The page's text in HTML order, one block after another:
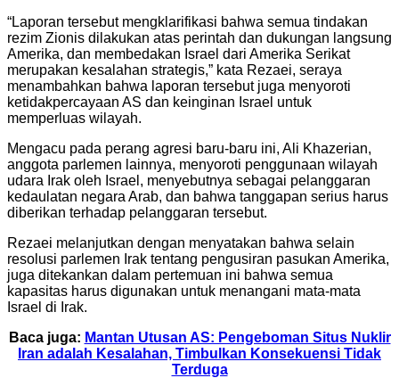
“Laporan tersebut mengklarifikasi bahwa semua tindakan
rezim Zionis dilakukan atas perintah dan dukungan langsung
Amerika, dan membedakan Israel dari Amerika Serikat
merupakan kesalahan strategis,” kata Rezaei, seraya
menambahkan bahwa laporan tersebut juga menyoroti
ketidakpercayaan AS dan keinginan Israel untuk
memperluas wilayah.
Mengacu pada perang agresi baru-baru ini, Ali Khazerian,
anggota parlemen lainnya, menyoroti penggunaan wilayah
udara Irak oleh Israel, menyebutnya sebagai pelanggaran
kedaulatan negara Arab, dan bahwa tanggapan serius harus
diberikan terhadap pelanggaran tersebut.
Rezaei melanjutkan dengan menyatakan bahwa selain
resolusi parlemen Irak tentang pengusiran pasukan Amerika,
juga ditekankan dalam pertemuan ini bahwa semua
kapasitas harus digunakan untuk menangani mata-mata
Israel di Irak.
Baca juga: Mantan Utusan AS: Pengeboman Situs Nuklir
Iran adalah Kesalahan, Timbulkan Konsekuensi Tidak
Terduga